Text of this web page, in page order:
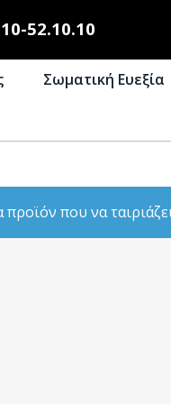
52.10.10
Σωματική Ευεξία
που να